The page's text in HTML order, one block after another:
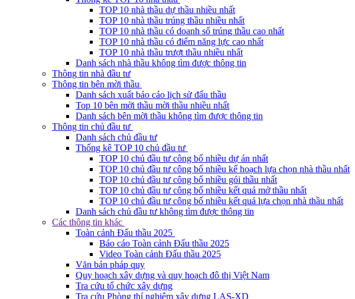
TOP 10 nhà thầu dự thầu nhiều nhất
TOP 10 nhà thầu trúng thầu nhiều nhất
TOP 10 nhà thầu có doanh số trúng thầu cao nhất
TOP 10 nhà thầu có điểm năng lực cao nhất
TOP 10 nhà thầu trượt thầu nhiều nhất
Danh sách nhà thầu không tìm được thông tin
Thông tin nhà đầu tư
Thông tin bên mời thầu
Danh sách xuất báo cáo lịch sử đấu thầu
Top 10 bên mời thầu mời thầu nhiều nhất
Danh sách bên mời thầu không tìm được thông tin
Thông tin chủ đầu tư
Danh sách chủ đầu tư
Thống kê TOP 10 chủ đầu tư
TOP 10 chủ đầu tư công bố nhiều dự án nhất
TOP 10 chủ đầu tư công bố nhiều kế hoạch lựa chọn nhà thầu nhất
TOP 10 chủ đầu tư công bố nhiều gói thầu nhất
TOP 10 chủ đầu tư công bố nhiều kết quả mở thầu nhất
TOP 10 chủ đầu tư công bố nhiều kết quả lựa chọn nhà thầu nhất
Danh sách chủ đầu tư không tìm được thông tin
Các thông tin khác
Toàn cảnh Đấu thầu 2025
Báo cáo Toàn cảnh Đấu thầu 2025
Video Toàn cảnh Đấu thầu 2025
Văn bản pháp quy
Quy hoạch xây dựng và quy hoạch đô thị Việt Nam
Tra cứu tổ chức xây dựng
Tra cứu Phòng thí nghiệm xây dựng LAS-XD